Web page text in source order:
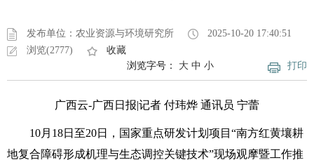
发布单位：农业资源与环境研究所
2025-10-20 17:40:51
浏览(2777)
收藏
打印
浏览字号： 大 中 小
广西云-广西日报|记者 付玮烨 通讯员 宁蕾
10月18日至20日，国家重点研发计划项目“南方红黄壤耕
地复合障碍形成机理与生态调控关键技术”现场观摩暨工作推